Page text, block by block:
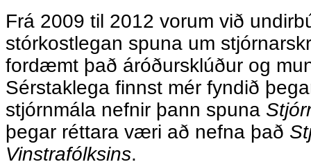
Frá 2009 til 2012 vorum við
stórkostlegan spuna um
fordæmt það áróðursklúður og
Sérstaklega finnst mér fyndið
stjórnmála nefnir þann spuna
þegar réttara væri að nefna það
Vinstrafólksins.